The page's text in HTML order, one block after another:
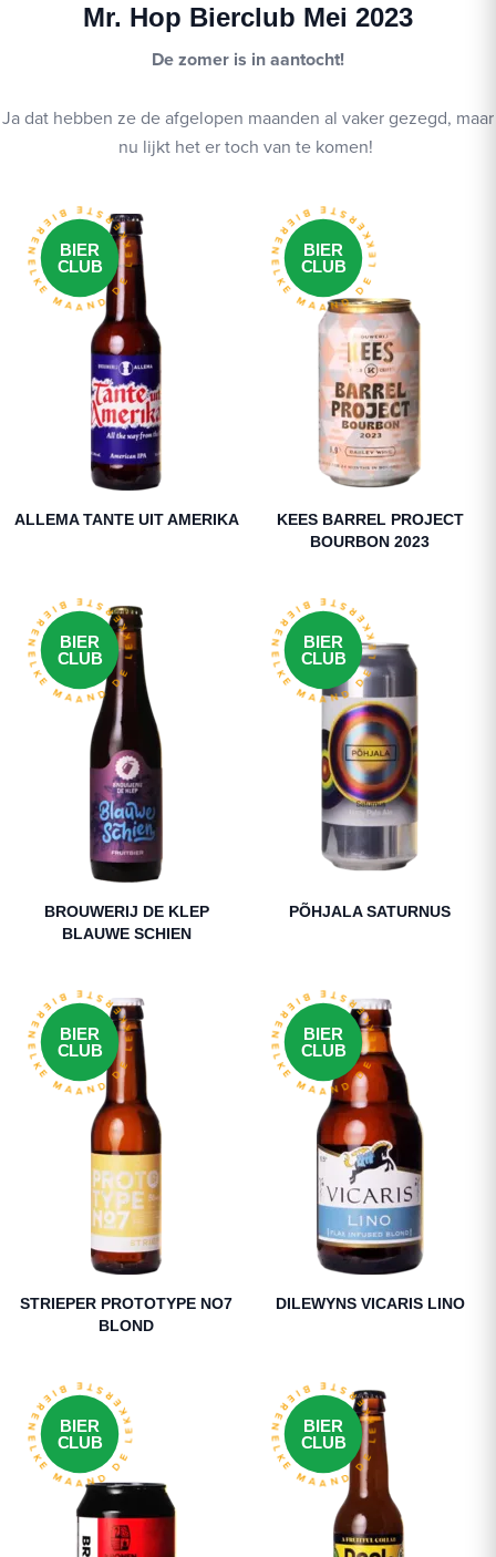
Mr. Hop Bierclub Mei 2023
De zomer is in aantocht!
Ja dat hebben ze de afgelopen maanden al vaker gezegd, maar
nu lijkt het er toch van te komen!
BIER
CLUB
ELKE MAAND DE LEKKERSTE BIEREN
ALLEMA TANTE UIT AMERIKA
BIER
CLUB
ELKE MAAND DE LEKKERSTE BIEREN
KEES BARREL PROJECT
BOURBON 2023
BIER
CLUB
ELKE MAAND DE LEKKERSTE BIEREN
BROUWERIJ DE KLEP
BLAUWE SCHIEN
BIER
CLUB
ELKE MAAND DE LEKKERSTE BIEREN
PÕHJALA SATURNUS
BIER
CLUB
ELKE MAAND DE LEKKERSTE BIEREN
STRIEPER PROTOTYPE NO7
BLOND
BIER
CLUB
ELKE MAAND DE LEKKERSTE BIEREN
DILEWYNS VICARIS LINO
BIER
CLUB
ELKE MAAND DE LEKKERSTE BIEREN
BIER
CLUB
ELKE MAAND DE LEKKERSTE BIEREN